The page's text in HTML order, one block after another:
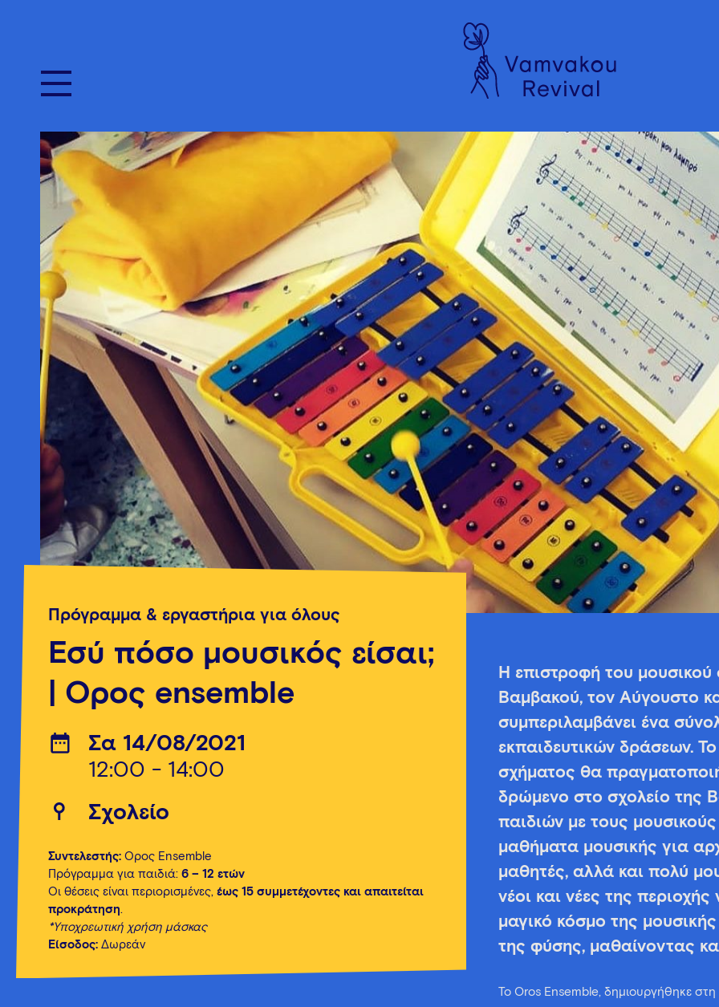
Πρόγραμμα & εργαστήρια για όλους
Εσύ πόσο μουσικός είσαι;
| Όρος ensemble
Σα 14/08/2021
12:00 - 14:00
Σχολείο
Συντελεστής: Όρος Εnsemble
Πρόγραμμα για παιδιά: 6 – 12 ετών
Οι θέσεις είναι περιορισμένες, έως 15 συμμετέχοντες και απαιτείται
προκράτηση.
*Υποχρεωτική χρήση μάσκας
Είσοδος: Δωρεάν
Η επιστροφή του
Βαμβακού, τον Αύγουστο
συμπεριλαμβάνει ένα
εκπαιδευτικών δράσεων.
σχήματος θα
δρώμενο στο σχολείο της
παιδιών με τους
μαθήματα μουσικής για
μαθητές, αλλά και πολύ
νέοι και νέες της
μαγικό κόσμο της
της φύσης, μαθαίνοντας
Το Oros Ensemble, δημιουργήθηκε